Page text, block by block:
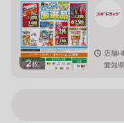
2枚
店舗
愛知